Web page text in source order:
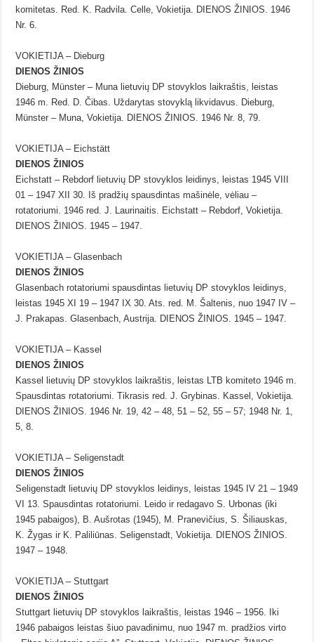
komitetas. Red. K. Radvila. Celle, Vokietija. DIENOS ŽINIOS. 1946
Nr. 6.
VOKIETIJA – Dieburg
DIENOS ŽINIOS
Dieburg, Münster – Muna lietuvių DP stovyklos laikraštis, leistas
1946 m. Red. D. Čibas. Uždarytas stovyklą likvidavus. Dieburg,
Münster – Muna, Vokietija. DIENOS ŽINIOS. 1946 Nr. 8, 79.
VOKIETIJA – Eichstätt
DIENOS ŽINIOS
Eichstatt – Rebdorf lietuvių DP stovyklos leidinys, leistas 1945 VIII
01 – 1947 XII 30. Iš pradžių spausdintas mašinėle, vėliau –
rotatoriumi. 1946 red. J. Laurinaitis. Eichstatt – Rebdorf, Vokietija.
DIENOS ŽINIOS. 1945 – 1947.
VOKIETIJA – Glasenbach
DIENOS ŽINIOS
Glasenbach rotatoriumi spausdintas lietuvių DP stovyklos leidinys,
leistas 1945 XI 19 – 1947 IX 30. Ats. red. M. Šaltenis, nuo 1947 IV –
J. Prakapas. Glasenbach, Austrija. DIENOS ŽINIOS. 1945 – 1947.
VOKIETIJA – Kassel
DIENOS ŽINIOS
Kassel lietuvių DP stovyklos laikraštis, leistas LTB komiteto 1946 m.
Spausdintas rotatoriumi. Tikrasis red. J. Grybinas. Kassel, Vokietija.
DIENOS ŽINIOS. 1946 Nr. 19, 42 – 48, 51 – 52, 55 – 57; 1948 Nr. 1,
5, 8.
VOKIETIJA – Seligenstadt
DIENOS ŽINIOS
Seligenstadt lietuvių DP stovyklos leidinys, leistas 1945 IV 21 – 1949
VI 13. Spausdintas rotatoriumi. Leido ir redagavo S. Urbonas (iki
1945 pabaigos), B. Aušrotas (1945), M. Pranevičius, S. Šiliauskas,
K. Žygas ir K. Paliliūnas. Seligenstadt, Vokietija. DIENOS ŽINIOS.
1947 – 1948.
VOKIETIJA – Stuttgart
DIENOS ŽINIOS
Stuttgart lietuvių DP stovyklos laikraštis, leistas 1946 – 1956. Iki
1946 pabaigos leistas šiuo pavadinimu, nuo 1947 m. pradžios virto